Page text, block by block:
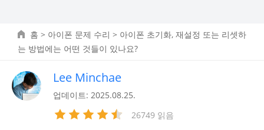
홈 > 아이폰 문제 수리 > 아이폰 초기화, 재설정 또는 리셋하
는 방법에는 어떤 것들이 있나요?
Lee Minchae
업데이트: 2025.08.25.
26749 읽음